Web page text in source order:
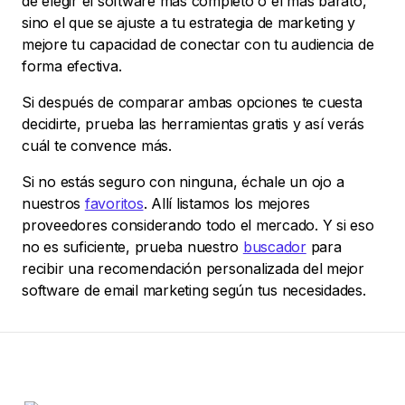
sino el que se ajuste a tu estrategia de marketing y
mejore tu capacidad de conectar con tu audiencia de
forma efectiva.
Si después de comparar ambas opciones te cuesta
decidirte, prueba las herramientas gratis y así verás
cuál te convence más.
Si no estás seguro con ninguna, échale un ojo a
nuestros favoritos. Allí listamos los mejores
proveedores considerando todo el mercado. Y si eso
no es suficiente, prueba nuestro buscadorpara
recibir una recomendación personalizada del mejor
software de email marketing según tus necesidades.